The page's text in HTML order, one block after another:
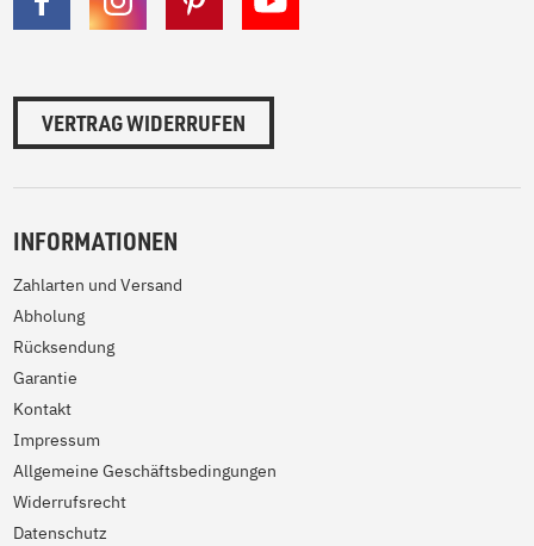
VERTRAG WIDERRUFEN
INFORMATIONEN
Zahlarten und Versand
Abholung
Rücksendung
Garantie
Kontakt
Impressum
Allgemeine Geschäftsbedingungen
Widerrufsrecht
Datenschutz